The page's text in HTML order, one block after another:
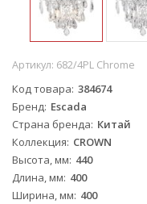
Артикул: 682/4PL Chrome
Код товара 384674
Бренд Escada
Страна бренда Китай
Коллекция CROWN
Высота, мм 440
Длина, мм 400
Ширина, мм 400